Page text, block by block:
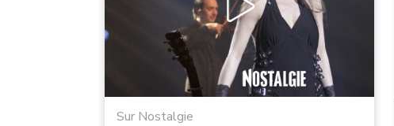
Sur Nostalgie